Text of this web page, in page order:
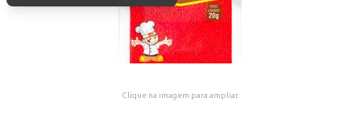
Clique na imagem para ampliar.